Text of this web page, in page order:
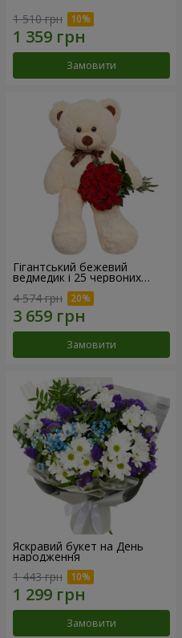
1 510 грн
Замовити
Гігантський бежевий
ведмедик і 25 червоних
троянд
4 574 грн
Замовити
Яскравий букет на День
народження
1 443 грн
Замовити